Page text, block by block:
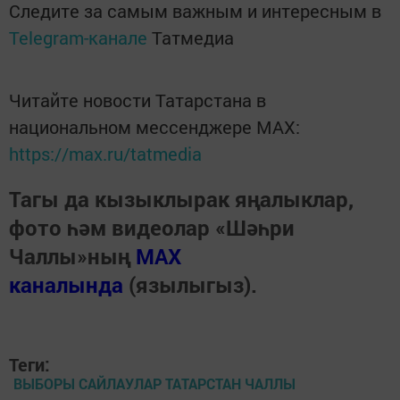
Следите за самым важным и интересным в
Telegram-канале Татмедиа
Читайте новости Татарстана в
национальном мессенджере MАХ:
https://max.ru/tatmedia
Тагы да кызыклырак яңалыклар,
фото һәм видеолар «Шәһри
Чаллы»ның MAX
каналында (язылыгыз).
Теги:
ВЫБОРЫ САЙЛАУЛАР ТАТАРСТАН ЧАЛЛЫ